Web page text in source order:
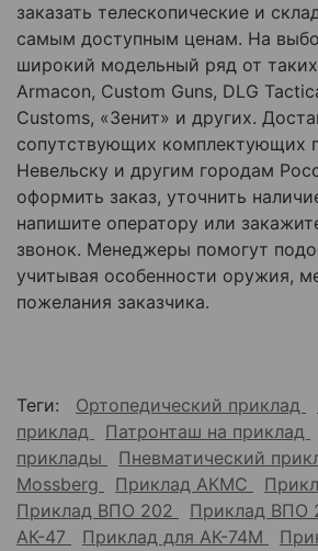
заказать телескопические и
самым доступным ценам. На
широкий модельный ряд от
Armacon, Custom Guns, DLG
Customs, «Зенит» и других.
сопутствующих комплектующих
Невельску и другим городам
оформить заказ, уточнить
напишите оператору или
звонок. Менеджеры помогут
учитывая особенности оружия,
пожелания заказчика.
Теги: Ортопедический приклад
приклад
Патронташ на приклад
приклады
Пневматический
Mossberg
Приклад АКМС
Приклад ВПО 202
Приклад ВПО
АК-47
Приклад для АК-74М